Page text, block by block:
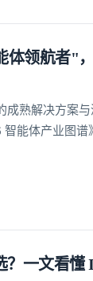
体领航者"
成熟解决方案
能体产业图谱
？一文看懂